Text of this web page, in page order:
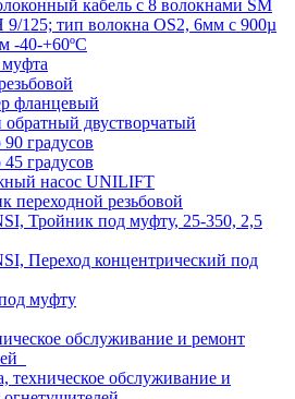
кабель с 8 волокнами SM
9/125; тип волокна OS2, 6мм с 900µ
-40-+60ºC
фланцевый
обратный двустворчатый
градусов
градусов
насос UNILIFT
переходной резьбовой
Тройник под муфту, 25-350, 2,5
Переход концентрический под
муфту
обслуживание и ремонт
техническое обслуживание и